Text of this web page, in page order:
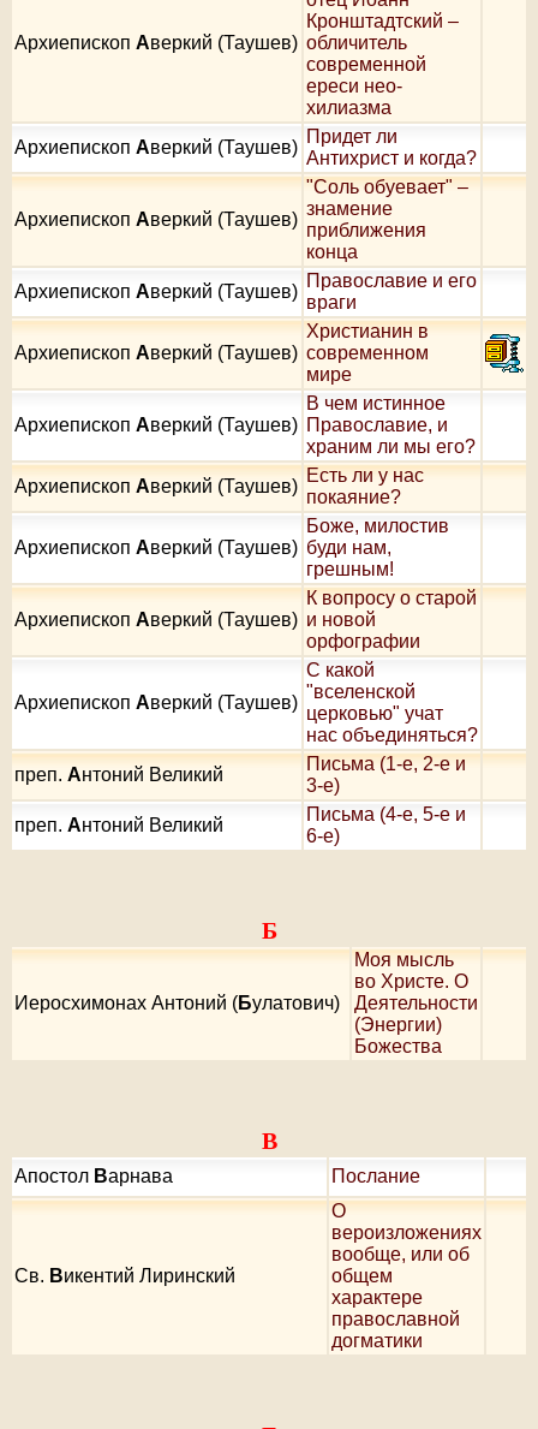
Архиепископ Аверкий (Таушев)
Кронштадтский –
обличитель
современной
ереси нео-
хилиазма
Архиепископ Аверкий (Таушев)
Придет ли
Антихрист и когда?
Архиепископ Аверкий (Таушев)
"Соль обуевает" –
знамение
приближения
конца
Архиепископ Аверкий (Таушев)
Православие и его
враги
Архиепископ Аверкий (Таушев)
Христианин в
современном
мире
Архиепископ Аверкий (Таушев)
В чем истинное
Православие, и
храним ли мы его?
Архиепископ Аверкий (Таушев)
Есть ли у нас
покаяние?
Архиепископ Аверкий (Таушев)
Боже, милостив
буди нам,
грешным!
Архиепископ Аверкий (Таушев)
К вопросу о старой
и новой
орфографии
Архиепископ Аверкий (Таушев)
С какой
"вселенской
церковью" учат
нас объединяться?
преп. Антоний Великий
Письма (1-е, 2-е и
3-е)
преп. Антоний Великий
Письма (4-е, 5-е и
6-е)
Б
Иеросхимонах Антоний (Булатович)
Моя мысль
во Христе. О
Деятельности
(Энергии)
Божества
В
Апостол Варнава Послание
Cв. Викентий Лиринский
О
вероизложениях
вообще, или об
общем
характере
православной
догматики